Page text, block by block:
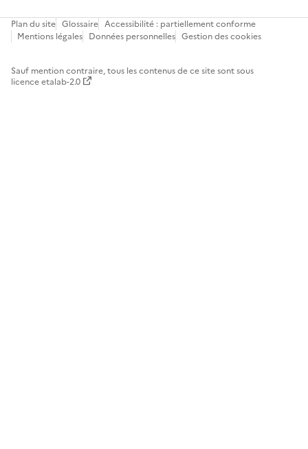
Plan du site Glossaire Accessibilité : partiellement conforme
Mentions légales Données personnelles Gestion des cookies
Sauf mention contraire, tous les contenus de ce site sont sous
licence etalab-2.0